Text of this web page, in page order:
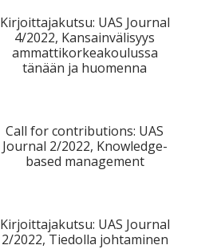
Kirjoittajakutsu: UAS Journal
4/2022, Kansainvälisyys
ammattikorkeakoulussa
tänään ja huomenna
Call for contributions: UAS
Journal 2/2022, Knowledge-
based management
Kirjoittajakutsu: UAS Journal
2/2022, Tiedolla johtaminen